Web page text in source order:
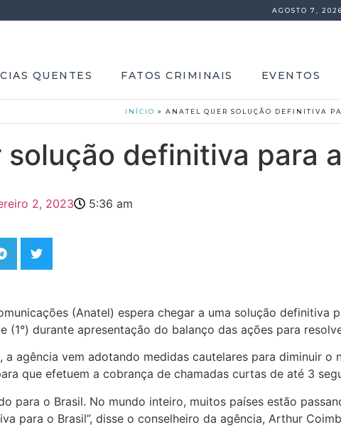
AGOSTO 7,
QUENTES FATOS CRIMINAIS EVENTOS
INÍCIO » ANATEL QUER SOLUÇÃO DEFINITIVA
definitiva para
2, 2023 5:36 am
(Anatel) espera chegar a uma solução
(1°) durante apresentação do balanço das ações para
a agência vem adotando medidas cautelares para diminuir
que efetuem a cobrança de chamadas curtas de até 3
para o Brasil. No mundo inteiro, muitos países estão
para o Brasil”, disse o conselheiro da agência, Arthur